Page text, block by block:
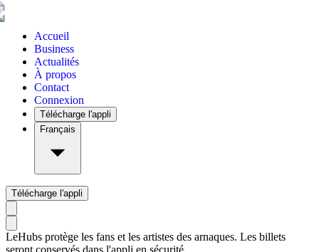
Accueil
Business
Actualités
À propos
Contact
Connexion
Télécharge l'appli
Français
Télécharge l'appli
LeHubs protège les fans et les artistes des arnaques. Les billets
seront conservés dans l'appli en sécurité.